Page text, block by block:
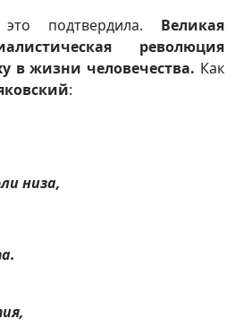
подтвердила. Великая
революция
в жизни человечества. Как
: